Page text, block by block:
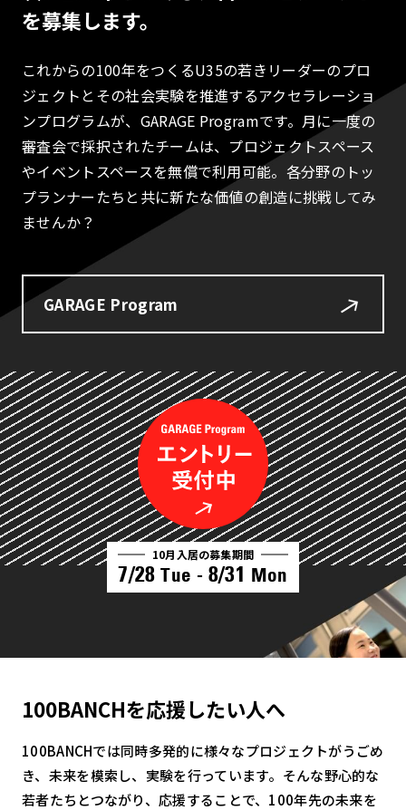
を募集します。
これからの100年をつくるU35の若きリーダーのプロ
ジェクトとその社会実験を推進するアクセラレーショ
ンプログラムが、GARAGE Programです。月に一度の
審査会で採択されたチームは、プロジェクトスペース
やイベントスペースを無償で利用可能。各分野のトッ
プランナーたちと共に新たな価値の創造に挑戦してみ
ませんか？
GARAGE Program
10月入居の募集期間
7/28 Tue - 8/31 Mon
100BANCHを応援したい人へ
100BANCHでは同時多発的に様々なプロジェクトがうごめ
き、未来を模索し、実験を行っています。そんな野心的な
若者たちとつながり、応援することで、100年先の未来を